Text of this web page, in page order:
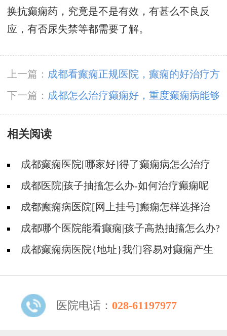
换抗癫痫药，究竟是不是有效，有甚么不良反
应，有否尿失禁等都需要了解。
上一篇： 成都看癫痫正规医院，癫痫的好治疗方
法有哪些？
下一篇： 成都怎么治疗癫痫好，重度癫痫病能够
治疗吗
相关阅读
成都癫痫医院[哪家好]得了癫痫病怎么治疗
效果好?
成都医院|孩子抽搐怎么办-如何治疗癫痫呢
成都癫痫病医院[网上挂号]癫痫怎样选择治
疗方式?
成都哪个医院能看癫痫|孩子高热抽搐怎么办?
成都癫痫病医院{地址}我们容易对癫痫产生
医院电话： 028-61197977